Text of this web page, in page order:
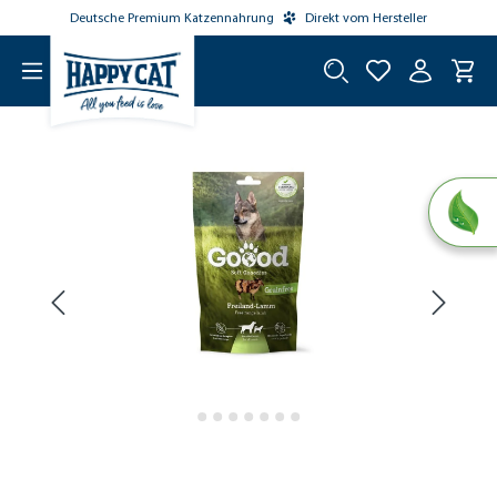
springen
Deutsche Premium Katzennahrung Direkt vom Hersteller